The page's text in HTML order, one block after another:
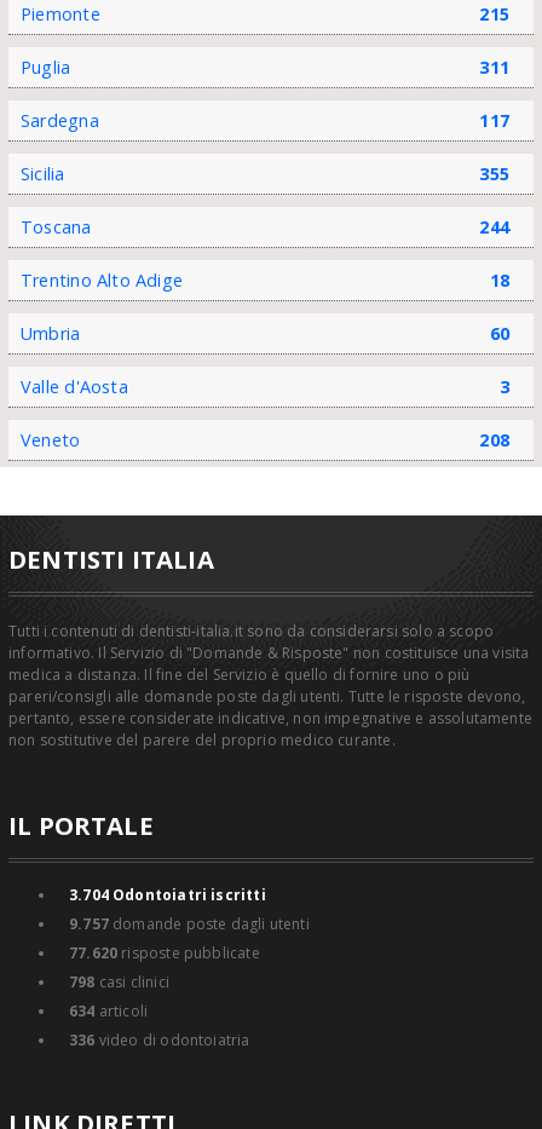
Piemonte 215
Puglia 311
Sardegna 117
Sicilia 355
Toscana 244
Trentino Alto Adige 18
Umbria 60
Valle d'Aosta 3
Veneto 208
DENTISTI ITALIA
Tutti i contenuti di dentisti-italia.it sono da considerarsi solo a scopo
informativo. Il Servizio di "Domande & Risposte" non costituisce una visita
medica a distanza. Il fine del Servizio è quello di fornire uno o più
pareri/consigli alle domande poste dagli utenti. Tutte le risposte devono,
pertanto, essere considerate indicative, non impegnative e assolutamente
non sostitutive del parere del proprio medico curante.
IL PORTALE
3.704Odontoiatri iscritti
9.757domande poste dagli utenti
77.620 risposte pubblicate
798 casi clinici
634 articoli
336 video di odontoiatria